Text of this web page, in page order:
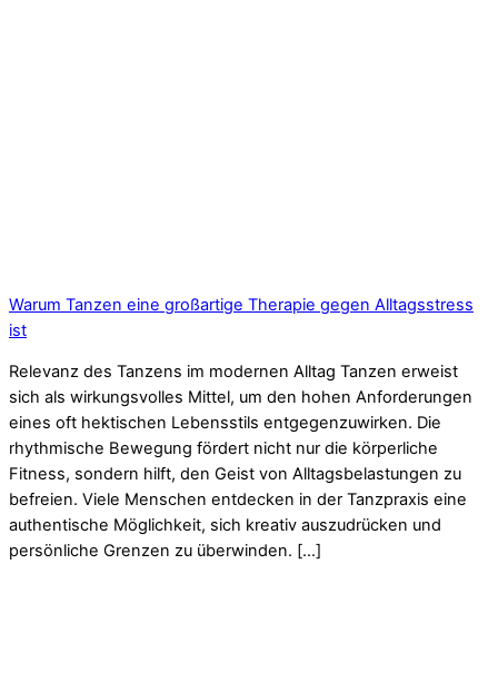
Warum Tanzen eine großartige Therapie gegen Alltagsstress
ist
Relevanz des Tanzens im modernen Alltag Tanzen erweist
sich als wirkungsvolles Mittel, um den hohen Anforderungen
eines oft hektischen Lebensstils entgegenzuwirken. Die
rhythmische Bewegung fördert nicht nur die körperliche
Fitness, sondern hilft, den Geist von Alltagsbelastungen zu
befreien. Viele Menschen entdecken in der Tanzpraxis eine
authentische Möglichkeit, sich kreativ auszudrücken und
persönliche Grenzen zu überwinden. […]